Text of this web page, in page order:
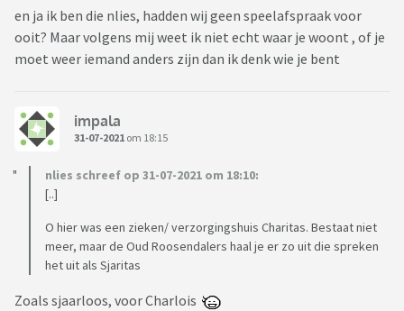
en ja ik ben die nlies, hadden wij geen speelafspraak voor
ooit? Maar volgens mij weet ik niet echt waar je woont , of je
moet weer iemand anders zijn dan ik denk wie je bent
impala
31-07-2021 om 18:15
nlies schreef op 31-07-2021 om 18:10:
[..]
O hier was een zieken/ verzorgingshuis Charitas. Bestaat niet
meer, maar de Oud Roosendalers haal je er zo uit die spreken
het uit als Sjaritas
Zoals sjaarloos, voor Charlois